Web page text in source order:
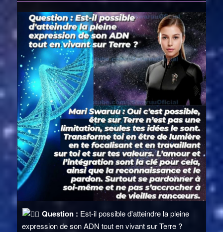
Question : Est-il possible d'atteindre la pleine
expression de son ADN tout en vivant sur Terre ?